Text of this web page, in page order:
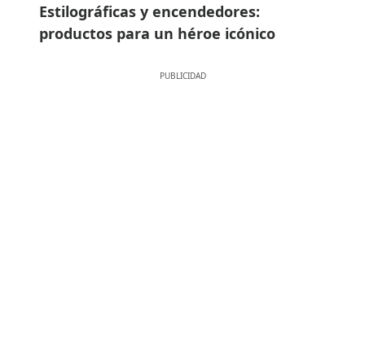
Estilográficas y encendedores:
productos para un héroe icónico